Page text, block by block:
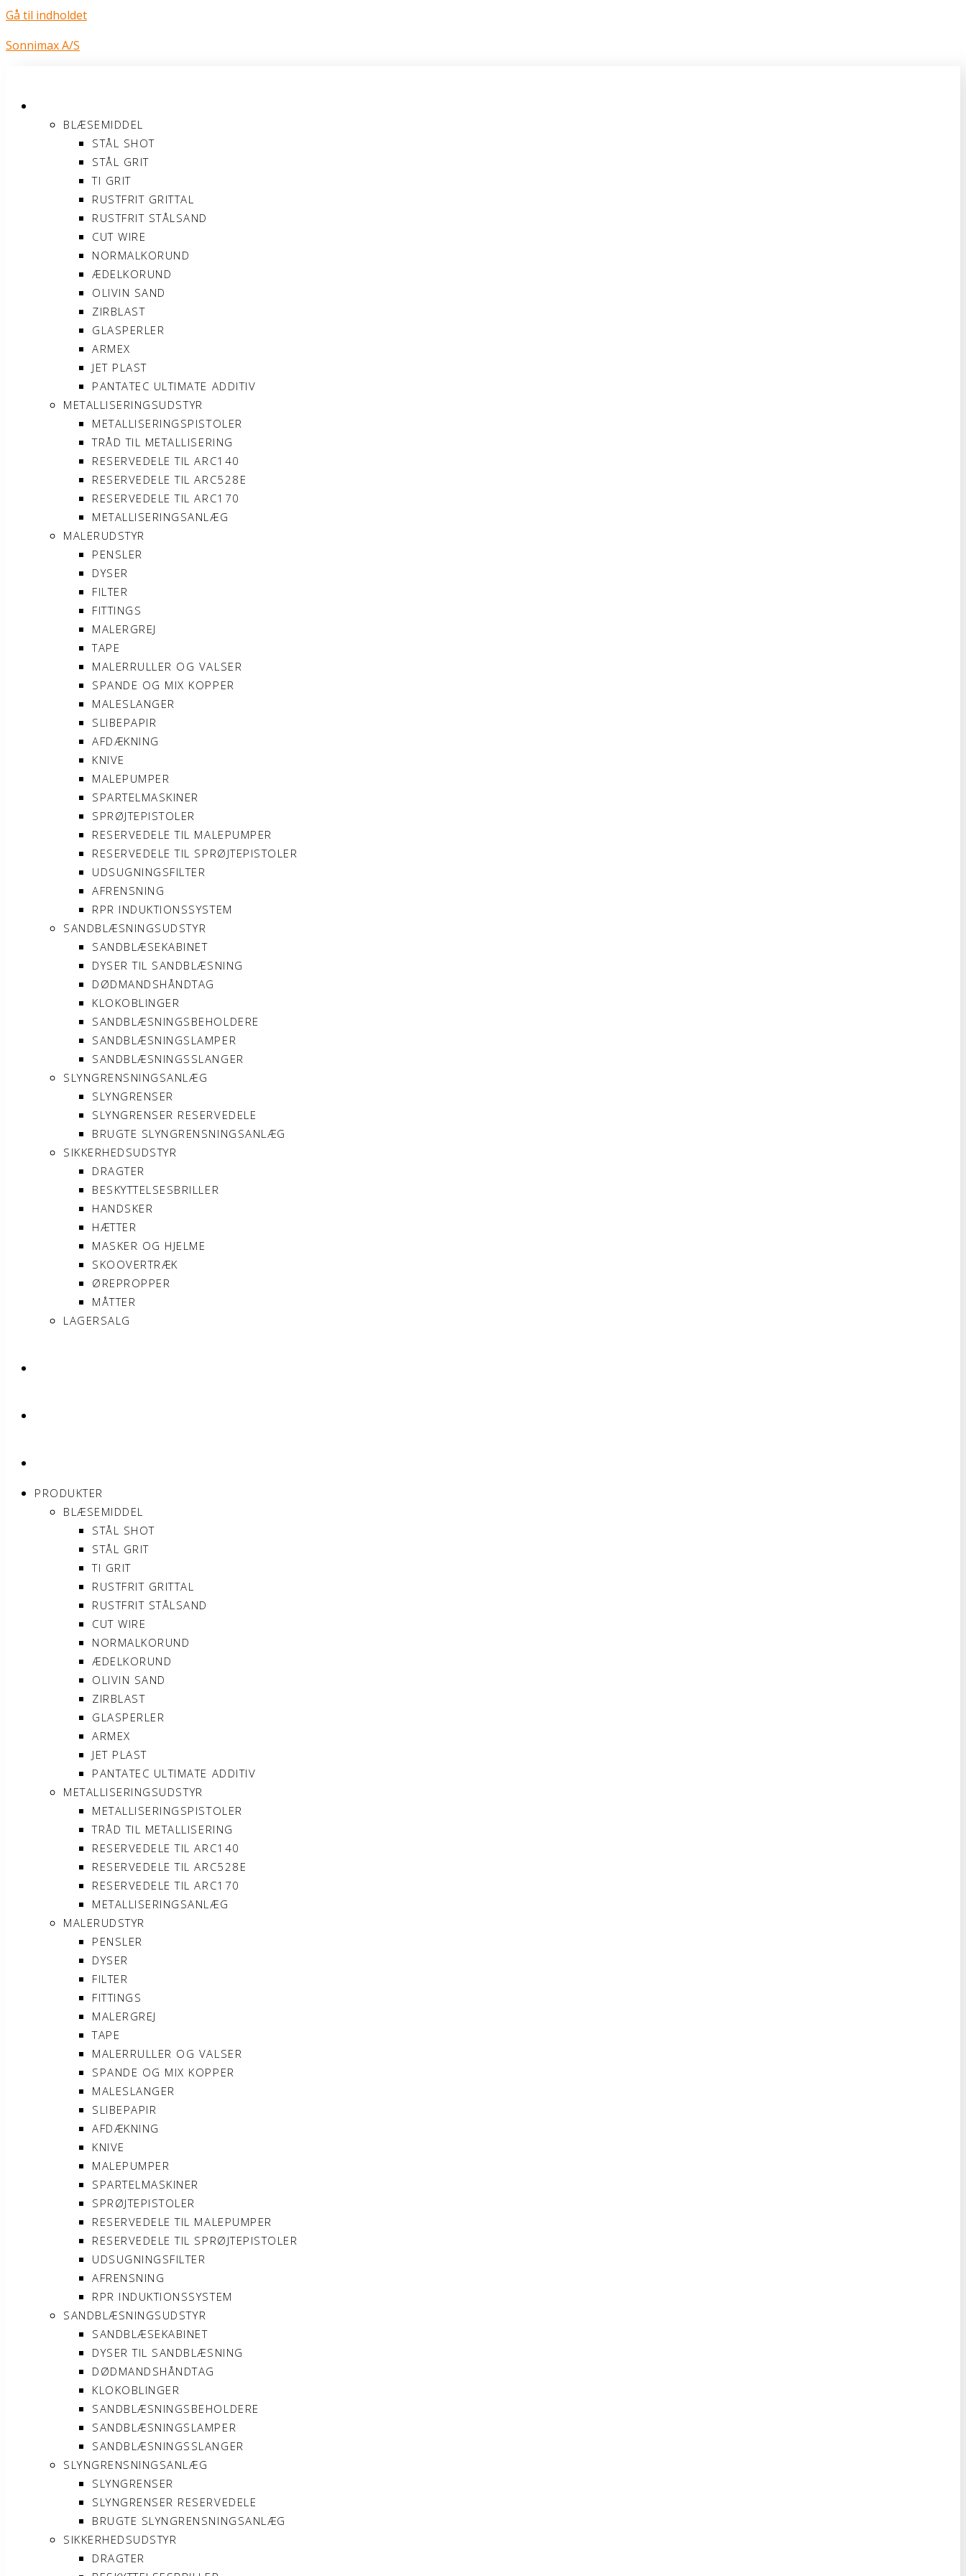
Gå til indholdet
Sonnimax A/S
BLÆSEMIDDEL
STÅL SHOT
STÅL GRIT
TI GRIT
RUSTFRIT GRITTAL
RUSTFRIT STÅLSAND
CUT WIRE
NORMALKORUND
ÆDELKORUND
OLIVIN SAND
ZIRBLAST
GLASPERLER
ARMEX
JET PLAST
PANTATEC ULTIMATE ADDITIV
METALLISERINGSUDSTYR
METALLISERINGSPISTOLER
TRÅD TIL METALLISERING
RESERVEDELE TIL ARC140
RESERVEDELE TIL ARC528E
RESERVEDELE TIL ARC170
METALLISERINGSANLÆG
MALERUDSTYR
PENSLER
DYSER
FILTER
FITTINGS
MALERGREJ
TAPE
MALERRULLER OG VALSER
SPANDE OG MIX KOPPER
MALESLANGER
SLIBEPAPIR
AFDÆKNING
KNIVE
MALEPUMPER
SPARTELMASKINER
SPRØJTEPISTOLER
RESERVEDELE TIL MALEPUMPER
RESERVEDELE TIL SPRØJTEPISTOLER
UDSUGNINGSFILTER
AFRENSNING
RPR INDUKTIONSSYSTEM
SANDBLÆSNINGSUDSTYR
SANDBLÆSEKABINET
DYSER TIL SANDBLÆSNING
DØDMANDSHÅNDTAG
KLOKOBLINGER
SANDBLÆSNINGSBEHOLDERE
SANDBLÆSNINGSLAMPER
SANDBLÆSNINGSSLANGER
SLYNGRENSNINGSANLÆG
SLYNGRENSER
SLYNGRENSER RESERVEDELE
BRUGTE SLYNGRENSNINGSANLÆG
SIKKERHEDSUDSTYR
DRAGTER
BESKYTTELSESBRILLER
HANDSKER
HÆTTER
MASKER OG HJELME
SKOOVERTRÆK
ØREPROPPER
MÅTTER
LAGERSALG
PRODUKTER
BLÆSEMIDDEL
STÅL SHOT
STÅL GRIT
TI GRIT
RUSTFRIT GRITTAL
RUSTFRIT STÅLSAND
CUT WIRE
NORMALKORUND
ÆDELKORUND
OLIVIN SAND
ZIRBLAST
GLASPERLER
ARMEX
JET PLAST
PANTATEC ULTIMATE ADDITIV
METALLISERINGSUDSTYR
METALLISERINGSPISTOLER
TRÅD TIL METALLISERING
RESERVEDELE TIL ARC140
RESERVEDELE TIL ARC528E
RESERVEDELE TIL ARC170
METALLISERINGSANLÆG
MALERUDSTYR
PENSLER
DYSER
FILTER
FITTINGS
MALERGREJ
TAPE
MALERRULLER OG VALSER
SPANDE OG MIX KOPPER
MALESLANGER
SLIBEPAPIR
AFDÆKNING
KNIVE
MALEPUMPER
SPARTELMASKINER
SPRØJTEPISTOLER
RESERVEDELE TIL MALEPUMPER
RESERVEDELE TIL SPRØJTEPISTOLER
UDSUGNINGSFILTER
AFRENSNING
RPR INDUKTIONSSYSTEM
SANDBLÆSNINGSUDSTYR
SANDBLÆSEKABINET
DYSER TIL SANDBLÆSNING
DØDMANDSHÅNDTAG
KLOKOBLINGER
SANDBLÆSNINGSBEHOLDERE
SANDBLÆSNINGSLAMPER
SANDBLÆSNINGSSLANGER
SLYNGRENSNINGSANLÆG
SLYNGRENSER
SLYNGRENSER RESERVEDELE
BRUGTE SLYNGRENSNINGSANLÆG
SIKKERHEDSUDSTYR
DRAGTER